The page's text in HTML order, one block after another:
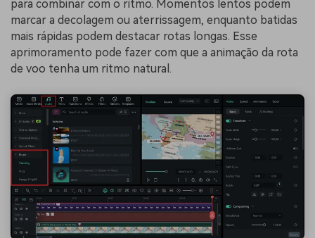
para combinar com o ritmo. Momentos lentos podem
marcar a decolagem ou aterrissagem, enquanto batidas
mais rápidas podem destacar rotas longas. Esse
aprimoramento pode fazer com que a animação da rota
de voo tenha um ritmo natural.